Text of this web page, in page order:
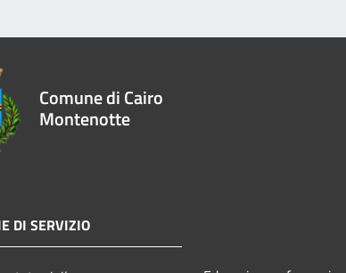
Comune di Cairo
Montenotte
DI SERVIZIO